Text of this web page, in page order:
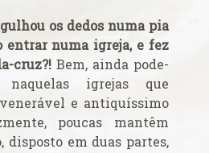
reúnem-se com o Papa
Natal do Senhor em 2015
Irmã Dulce
Sucumbíos
novo Prefeito para os
os dedos numa pia
entrar numa igreja, e fez
cruz?!Bem, ainda pode-
igrejas que
e antiquíssimo
poucas mantêm
disposto em duas partes,